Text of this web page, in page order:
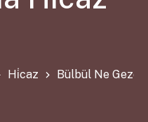
Hi̇caz Bülbül Ne